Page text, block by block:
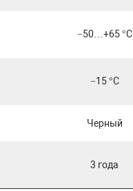
−50…+65 °C
−15 °C
Черный
3 года